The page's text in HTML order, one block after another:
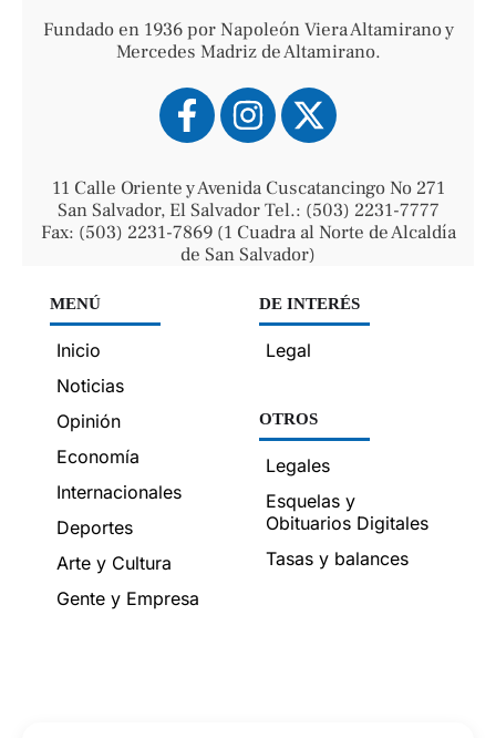
Fundado en 1936 por Napoleón Viera Altamirano y
Mercedes Madriz de Altamirano.
11 Calle Oriente y Avenida Cuscatancingo No 271
San Salvador, El Salvador Tel.: (503) 2231-7777
Fax: (503) 2231-7869 (1 Cuadra al Norte de Alcaldía
de San Salvador)
MENÚ
Inicio
Noticias
Opinión
Economía
Internacionales
Deportes
Arte y Cultura
Gente y Empresa
DE INTERÉS
Legal
OTROS
Legales
Esquelas y
Obituarios Digitales
Tasas y balances